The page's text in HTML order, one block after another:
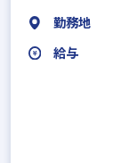
勤務地
給与